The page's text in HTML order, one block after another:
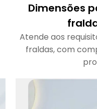
Dimensões
Atende aos
fraldas, com